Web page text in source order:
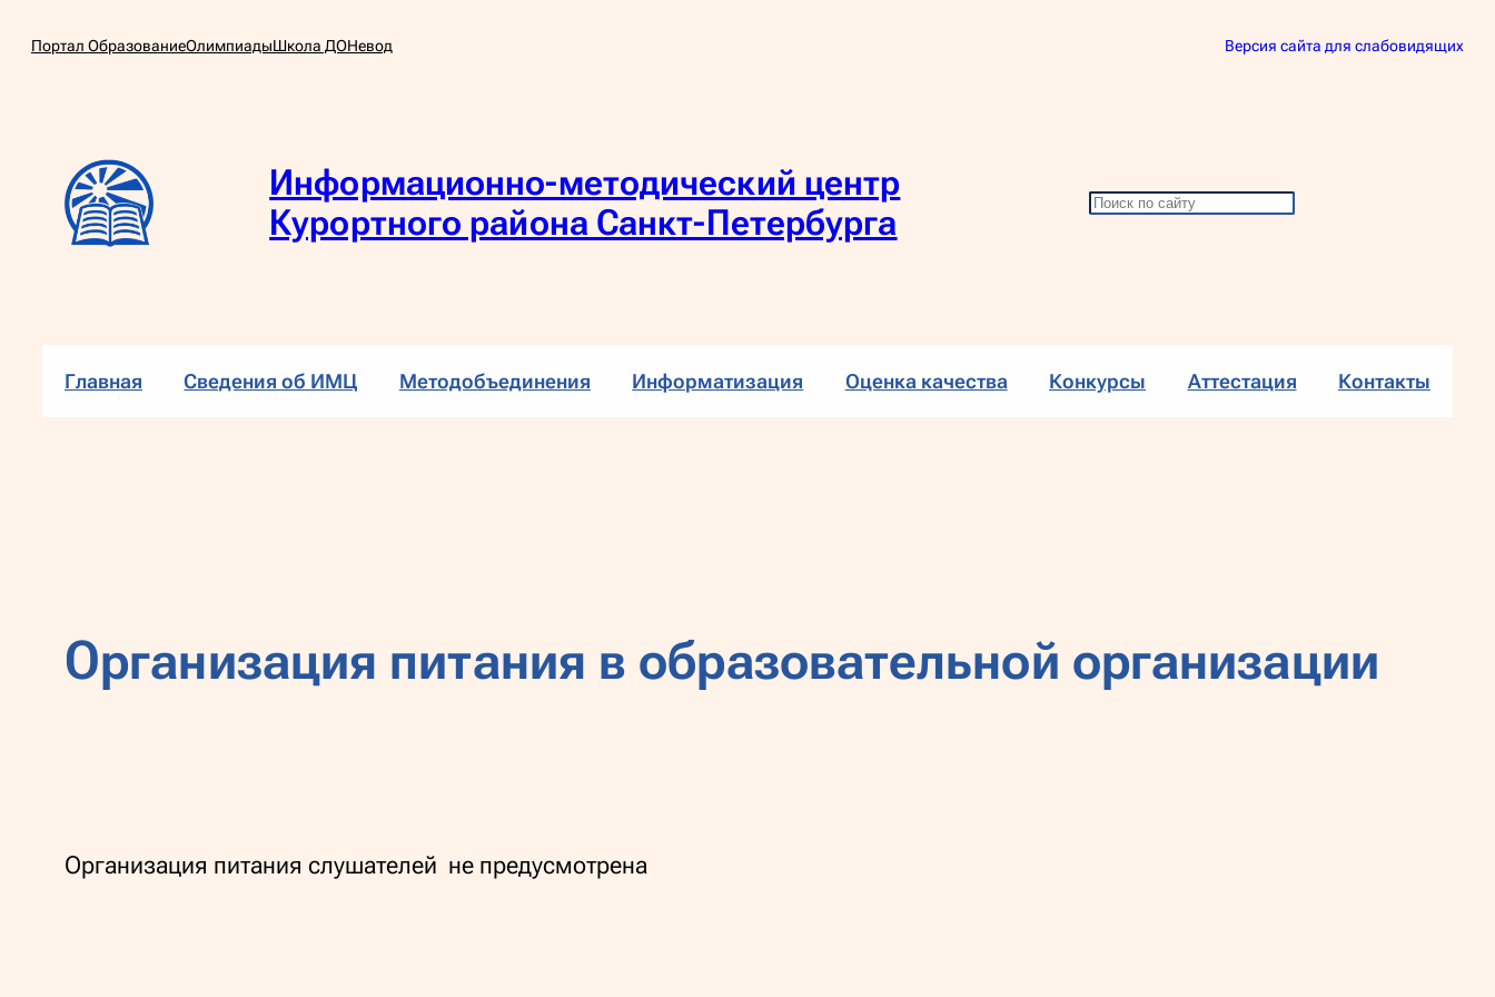
Портал ОбразованиеОлимпиадыШкола ДОНевод Версия сайта для слабовидящих
Информационно-методический центр
Курортного района Санкт-Петербурга
П
Главная Сведения об ИМЦ Методобъединения Информатизация Оценка качества Конкурсы Аттестация Контакты
Организация питания в образовательной организации
Организация питания слушателей не предусмотрена